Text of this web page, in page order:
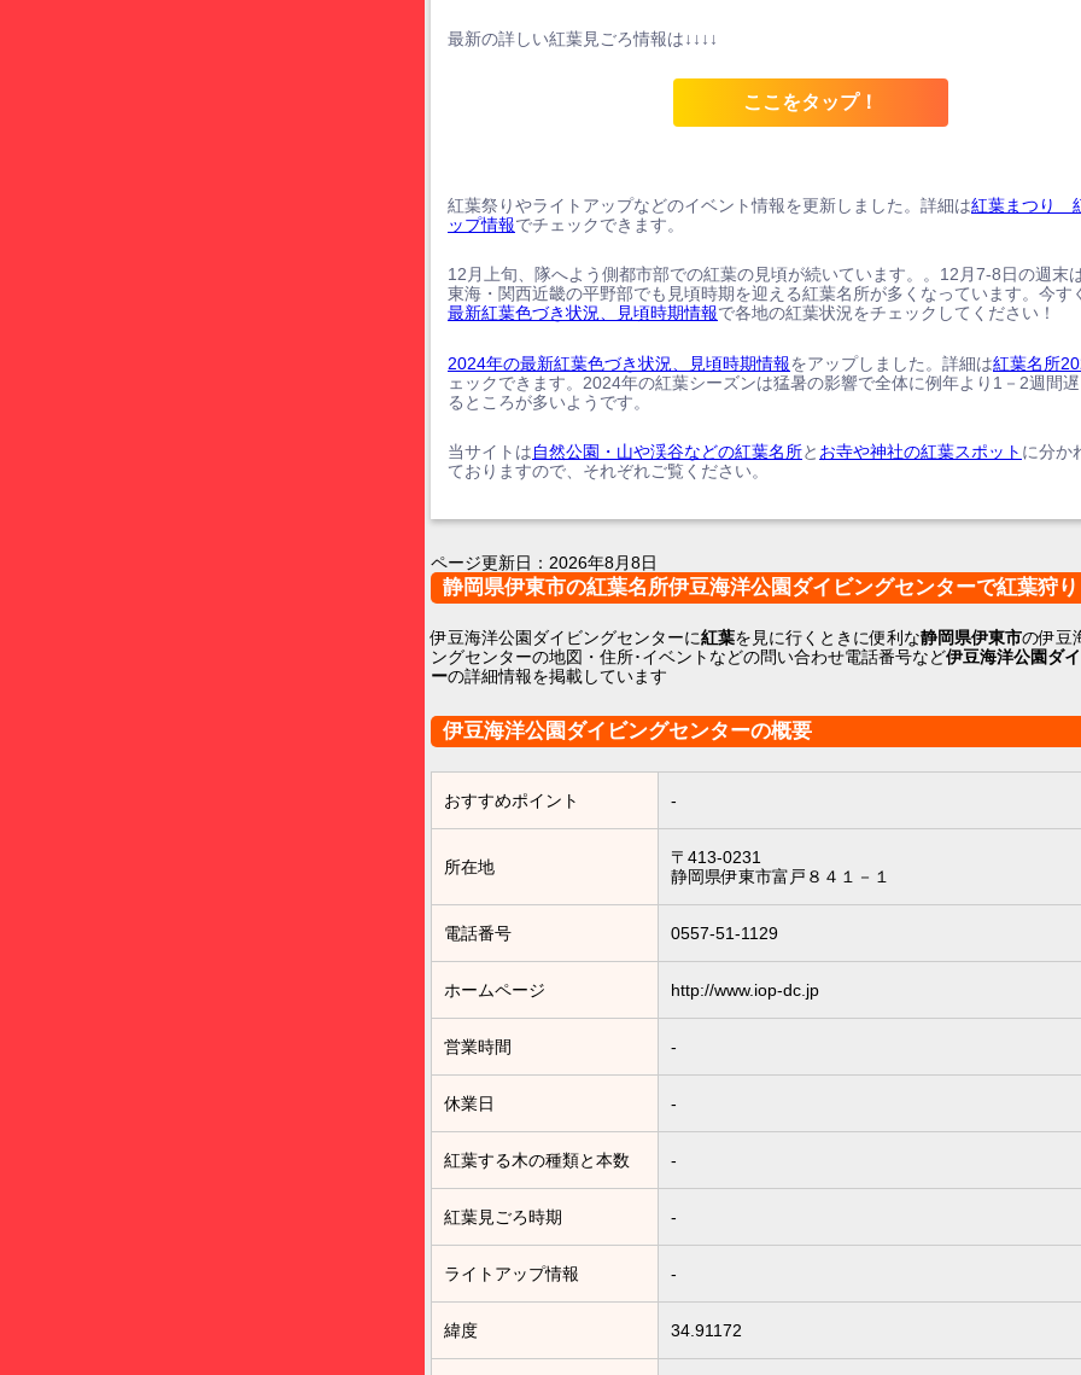
最新の詳しい紅葉見ごろ情報は↓↓↓↓
ここをタップ！
紅葉祭りやライトアップなどのイベント情報を更新しました。詳細は紅葉まつり
ップ情報でチェックできます。
12月上旬、隊へよう側都市部での紅葉の見頃が続いています。。12月7-8日の週末
東海・関西近畿の平野部でも見頃時期を迎える紅葉名所が多くなっています。今す
最新紅葉色づき状況、見頃時期情報で各地の紅葉状況をチェックしてください！
2024年の最新紅葉色づき状況、見頃時期情報をアップしました。詳細は紅葉名所
ェックできます。2024年の紅葉シーズンは猛暑の影響で全体に例年より1－2週間
るところが多いようです。
当サイトは自然公園・山や渓谷などの紅葉名所と お寺や神社の紅葉スポット に分か
ておりますので、それぞれご覧ください。
ページ更新日： 2026年8月8日
静岡県伊東市の紅葉名所伊豆海洋公園ダイビングセンターで紅葉狩り
伊豆海洋公園ダイビングセンターに紅葉を見に行くときに便利な静岡県伊東市の伊豆
ングセンターの地図・住所･イベントなどの問い合わせ電話番号など伊豆海洋公園ダ
ーの詳細情報を掲載しています
伊豆海洋公園ダイビングセンターの概要
おすすめポイント -
所在地
〒413-0231
静岡県伊東市富戸８４１－１
電話番号 0557-51-1129
ホームページ http://www.iop-dc.jp
営業時間 -
休業日 -
紅葉する木の種類と本数 -
紅葉見ごろ時期 -
ライトアップ情報 -
緯度 34.91172